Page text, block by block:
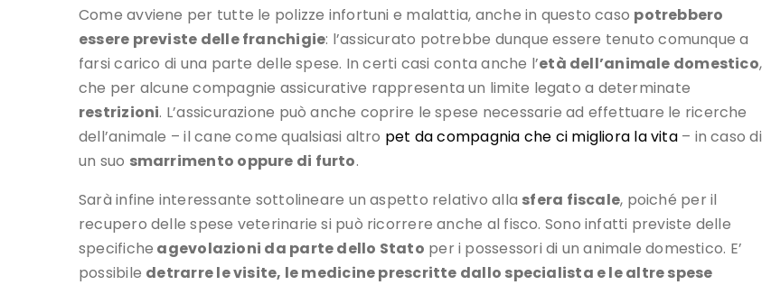
Come avviene per tutte le polizze infortuni e malattia, anche in questo caso potrebbero
essere previste delle franchigie: l’assicurato potrebbe dunque essere tenuto comunque a
farsi carico di una parte delle spese. In certi casi conta anche l’età dell’animale domestico,
che per alcune compagnie assicurative rappresenta un limite legato a determinate
restrizioni. L’assicurazione può anche coprire le spese necessarie ad effettuare le ricerche
dell’animale – il cane come qualsiasi altro pet da compagnia che ci migliora la vita– in caso di
un suo smarrimento oppure di furto.
Sarà infine interessante sottolineare un aspetto relativo alla sfera fiscale, poiché per il
recupero delle spese veterinarie si può ricorrere anche al fisco. Sono infatti previste delle
specifiche agevolazioni da parte dello Stato per i possessori di un animale domestico. E’
possibile detrarre le visite, le medicine prescritte dallo specialista e le altre spese